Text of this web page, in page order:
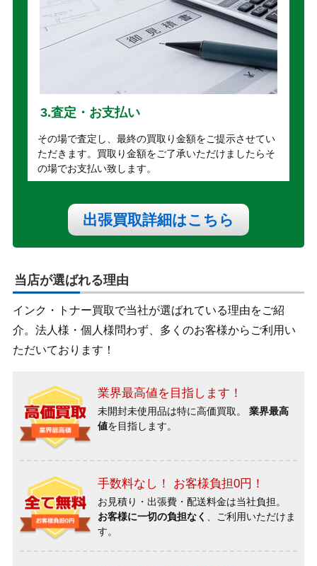
3.査定・お支払い
その場で査定し、最終の買取り金額をご提示させてい
ただきます。買取り金額をご了承いただけましたらそ
の場でお支払い致します。
出張買取詳細はこちら
当店が選ばれる理由
インク・トナー買取で当社が選ばれている理由をご紹
介。法人様・個人様問わず、多くのお客様からご利用い
ただいております！
業界最高値を目指します！
未開封未使用品は特に高価買取。 業界最高
値を目指します。
手数料なし！ お客様負担0円！
お見積り・出張費・配送料金は当社負担。
お客様に一切の負担なく 、ご利用いただけま
す。